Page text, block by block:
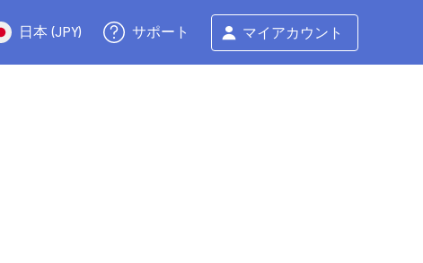
日本 (JPY) サポート マイアカウント